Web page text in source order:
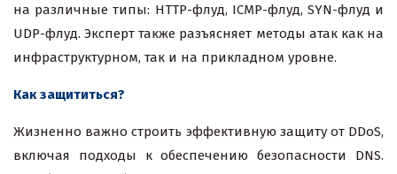
на различные типы: HTTP-флуд, ICMP-флуд, SYN-флуд и
UDP-флуд. Эксперт также разъясняет методы атак как на
инфраструктурном, так и на прикладном уровне.
Как защититься?
Жизненно важно строить эффективную защиту от DDoS,
включая подходы к обеспечению безопасности DNS.